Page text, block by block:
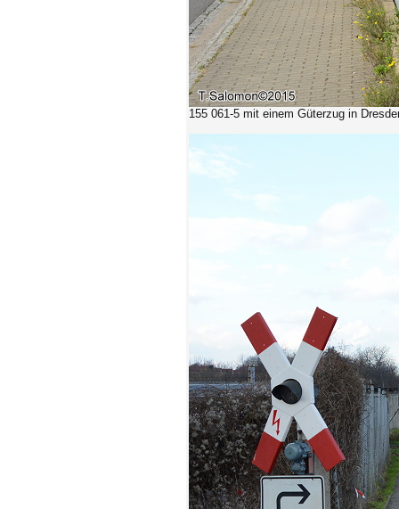
155 061-5 mit einem Güterzug in